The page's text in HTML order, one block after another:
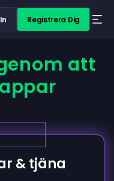
Registrera Dig
att
& tjäna